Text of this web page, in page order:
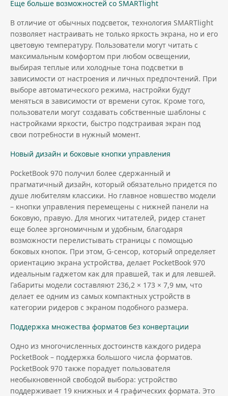
Еще больше возможностей со SMARTlight
В отличие от обычных подсветок, технология SMARTlight
позволяет настраивать не только яркость экрана, но и его
цветовую температуру. Пользователи могут читать с
максимальным комфортом при любом освещении,
выбирая теплые или холодные тона подсветки в
зависимости от настроения и личных предпочтений. При
выборе автоматического режима, настройки будут
меняться в зависимости от времени суток. Кроме того,
пользователи могут создавать собственные шаблоны с
настройками яркости, быстро подстраивая экран под
свои потребности в нужный момент.
Новый дизайн и боковые кнопки управления
PocketBook 970 получил более сдержанный и
прагматичный дизайн, который обязательно придется по
душе любителям классики. Но главное новшество модели
– кнопки управления перемещены с нижней панели на
боковую, правую. Для многих читателей, ридер станет
еще более эргономичным и удобным, благодаря
возможности перелистывать страницы с помощью
боковых кнопок. При этом, G-сенсор, который определяет
ориентацию экрана устройства, делает PocketBook 970
идеальным гаджетом как для правшей, так и для левшей.
Габариты модели составляют 236,2 × 173 × 7,9 мм, что
делает ее одним из самых компактных устройств в
категории ридеров с экраном подобного размера.
Поддержка множества форматов без конвертации
Одно из многочисленных достоинств каждого ридера
PocketBook – поддержка большого числа форматов.
PocketBook 970 также порадует пользователя
необыкновенной свободой выбора: устройство
поддерживает 19 книжных и 4 графических формата. Это